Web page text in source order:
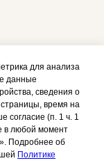
для анализа
данные
сведения о
время на
согласие (п. 1 ч. 1
в любой момент
Подробнее об
Политике
на обработку
данных